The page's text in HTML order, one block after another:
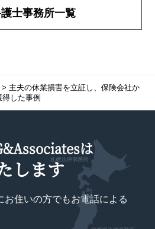
士事務所一覧
> 主夫の休業損害を立証し、保険会社か
した事例
は
します
お住いの方でもお電話による